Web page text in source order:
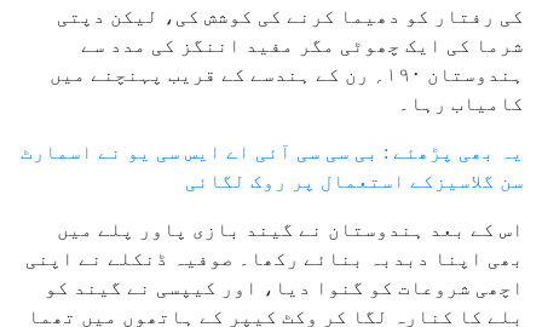
کی رفتار کو دھیما کرنے کی کوشش کی، لیکن دپتی
شرما کی ایک چھوٹی مگر مفید اننگز کی مدد سے
ہندوستان ۱۹۰؍ رن کے ہندسے کے قریب پہنچنے میں
کامیاب رہا۔
یہ بھی پڑھئے : بی سی سی آئی اے ایس سی یو نے اسمارٹ
سن گلاسیزکے استعمال پر روک لگائی
اس کے بعد ہندوستان نے گیند بازی پاور پلے میں
بھی اپنا دبدبہ بنائے رکھا۔ صوفیہ ڈنکلے نے اپنی
اچھی شروعات کو گنوا دیا، اور کیپسی نے گیند کو
بلے کا کنارہ لگا کر وکٹ کیپر کے ہاتھوں میں تھما